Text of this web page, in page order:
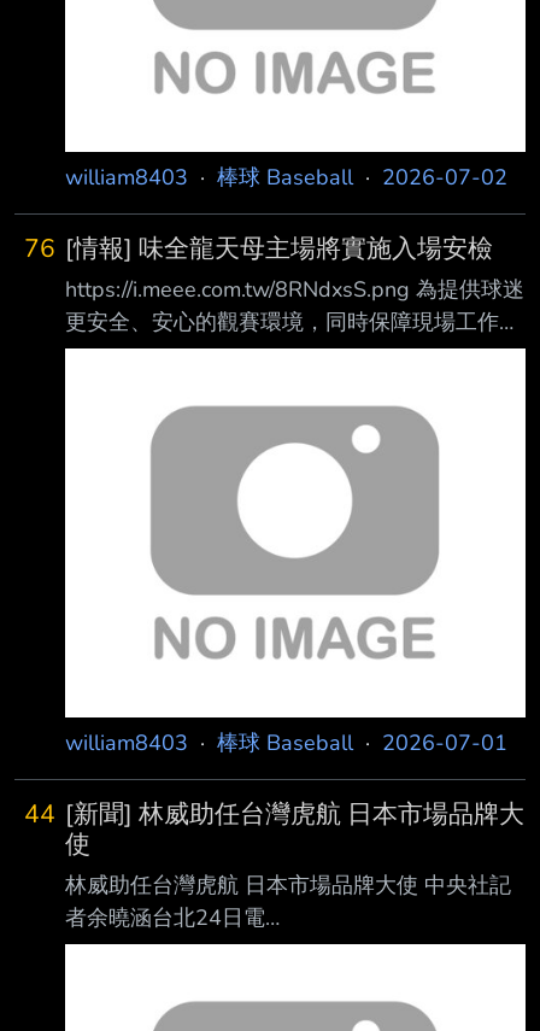
《NoNoNo》、《Mr. Chu 》、《LUV》、
《Remembe
william8403 · 棒球 Baseball· 2026-07-02
76 [情報] 味全龍天母主場將實施入場安檢
https://i.meee.com.tw/8RNdxsS.png 為提供球迷
更安全、安心的觀賽環境，同時保障現場工作人
員及賽事相關人員的人身安全 ，味全龍球團宣
「入場安全檢查機制」，全 面強化進場管理措
施，確保球迷觀賽安全。天母棒球場亦將成為臺
灣第一座實施常態性安 檢的戶外球場。 本次安
檢制度參考中華職棒臺北大巨蛋相關標準規劃，
針對所有入場球迷進行安全檢查， 透過設備輔
助與人員配置，降低危險物品攜入風險，強化場
內安全管理。 入場流程部分，將採三階段安檢
william8403 · 棒球 Baseball· 2026-07-01
44 [新聞] 林威助任台灣虎航 日本市場品牌大
使
林威助任台灣虎航 日本市場品牌大使 中央社記
者余曉涵台北24日電
https://i.meee.com.tw/GLdsS9o.png
天宣布，邀請在台日棒球界都具備高知名度的前